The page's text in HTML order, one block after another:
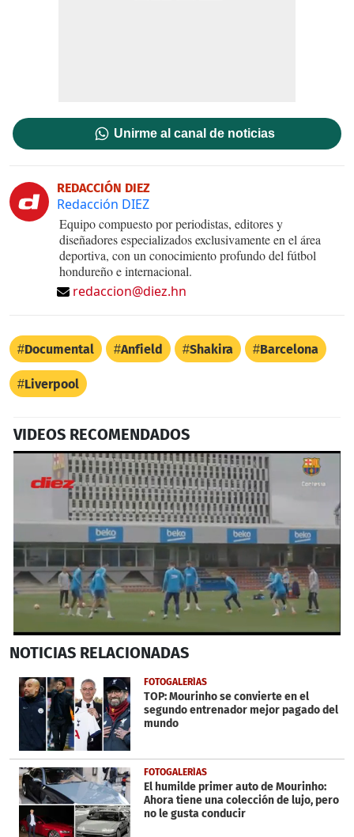
Unirme al canal de noticias
REDACCIÓN DIEZ
Redacción DIEZ
Equipo compuesto por periodistas, editores y
diseñadores especializados exclusivamente en el área
deportiva, con un conocimiento profundo del fútbol
hondureño e internacional.
redaccion@diez.hn
Documental Anfield Shakira Barcelona
Liverpool
VIDEOS RECOMENDADOS
seconds
2
minutes,
10
seconds
NOTICIAS RELACIONADAS
FOTOGALERÍAS
TOP: Mourinho se convierte en el
segundo entrenador mejor pagado del
mundo
FOTOGALERÍAS
El humilde primer auto de Mourinho:
Ahora tiene una colección de lujo, pero
no le gusta conducir